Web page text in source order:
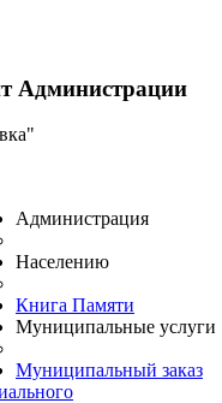
Администрации
Администрация
Населению
Книга Памяти
Муниципальные услуги
Муниципальный заказ